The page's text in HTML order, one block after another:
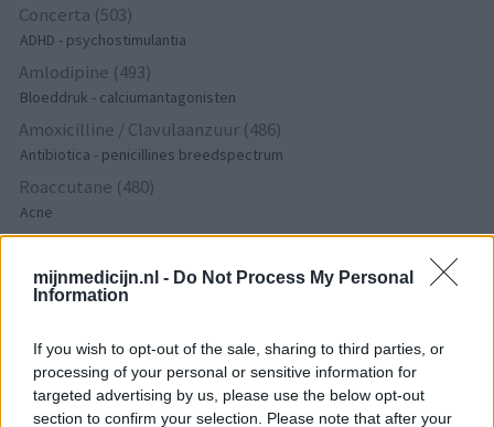
mijnmedicijn.nl - Do Not Process My Personal
Information
If you wish to opt-out of the sale, sharing to third parties, or
processing of your personal or sensitive information for
targeted advertising by us, please use the below opt-out
section to confirm your selection. Please note that after your
Concerta (503)
ADHD - psychostimulantia
Amlodipine (493)
Bloeddruk - calciumantagonisten
Amoxicilline / Clavulaanzuur (486)
Antibiotica - penicillines breedspectrum
Roaccutane (480)
Acne
Dexamfetamine (446)
ADHD - psychostimulantia
Euthyrox (436)
De reviews op deze pagina zijn door de gebruikers